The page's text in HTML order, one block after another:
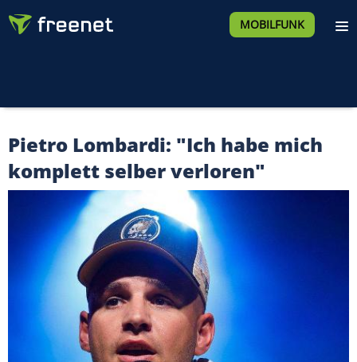
MOBILFUNK
Pietro Lombardi: "Ich habe mich
komplett selber verloren"